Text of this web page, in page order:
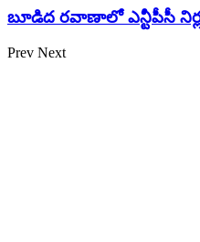
బూడిద రవాణాలో ఎన్టీపీసీ
Prev Next